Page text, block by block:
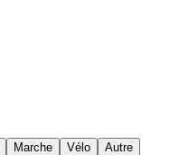
Marche Vélo Autre